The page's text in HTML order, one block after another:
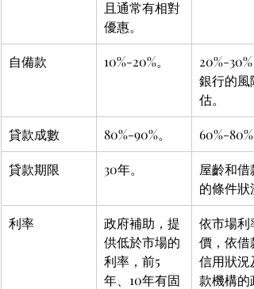
且通常有相對
優惠。
自備款 10%-20%。
20%-30%
銀行的風
估。
貸款成數 80%-90%。 60%-80%
貸款期限 30年。
屋齡和借
的條件狀
利率
政府補助，提
供低於市場的
利率，前5
年、10年有固
依市場利
價，依借
信用狀況
款機構的